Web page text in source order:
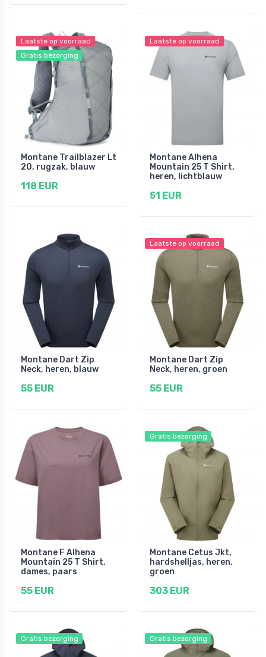
Laatste op voorraad
Gratis bezorging
Montane Trailblazer Lt
20, rugzak, blauw
118 EUR
Laatste op voorraad
Montane Alhena
Mountain 25 T Shirt,
heren, lichtblauw
51 EUR
Montane Dart Zip
Neck, heren, blauw
55 EUR
Laatste op voorraad
Montane Dart Zip
Neck, heren, groen
55 EUR
Montane F Alhena
Mountain 25 T Shirt,
dames, paars
55 EUR
Gratis bezorging
Montane Cetus Jkt,
hardshelljas, heren,
groen
303 EUR
Gratis bezorging Gratis bezorging